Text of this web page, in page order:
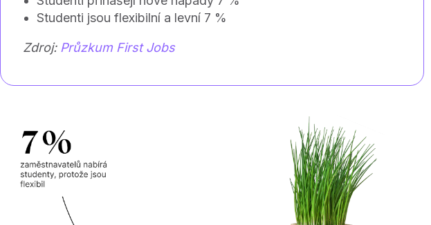
Studenti jsou flexibilní a levní 7 %
Zdroj: Průzkum First Jobs